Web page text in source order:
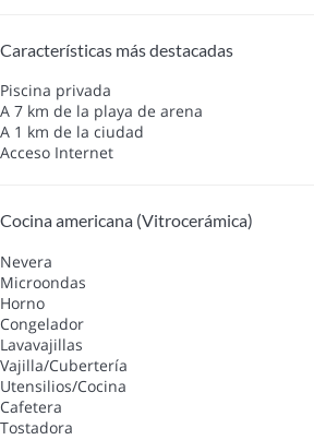
Características más destacadas
Piscina privada
A 7 km de la playa de arena
A 1 km de la ciudad
Acceso Internet
Cocina americana (Vitrocerámica)
Nevera
Microondas
Horno
Congelador
Lavavajillas
Vajilla/Cubertería
Utensilios/Cocina
Cafetera
Tostadora